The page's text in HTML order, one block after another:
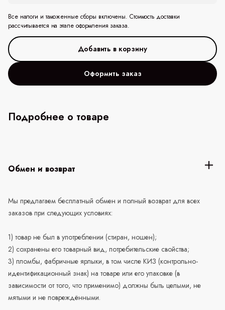
Все налоги и таможенные сборы включены. Стоимость доставки
рассчитывается на этапе оформления заказа.
Оформить заказ
Подробнее о товаре
Обмен и возврат
Мы предлагаем бесплатный обмен и полный возврат для всех
заказов при следующих условиях:
1) товар не был в употреблении (стиран, ношен);
2) сохранены его товарный вид, потребительские свойства;
3) пломбы, фабричные ярлыки, в том числе КИЗ (контрольно-
идентификационный знак) на товаре или его упаковке (в
зависимости от того, что применимо) должны быть целыми, не
мятыми и не повреждёнными.